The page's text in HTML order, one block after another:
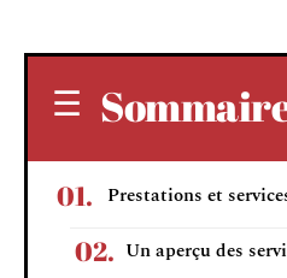
Prestations et
Un aperçu des